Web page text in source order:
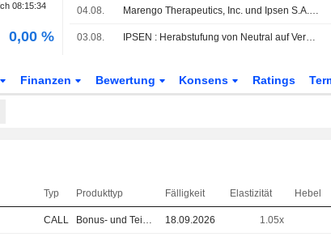
08:15:34
0,00 %
04.08. Marengo Therapeutics, Inc. und Ipsen S.A. nominieren im Rahmen der strategischen TriSTAR-Kooperation ersten Wirkstoffkandidaten
03.08. IPSEN : Herabstufung von Neutral auf Verkaufen durch Jefferies & Co.
Finanzen Bewertung Konsens Ratings
Typ Produkttyp Fälligkeit Elastizität Hebel
CALL Bonus- und Teilschutz-Zertifikate 18.09.2026 1.05x